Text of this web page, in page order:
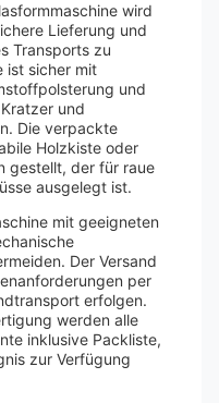
wird
Lieferung und
Transports zu
ist sicher mit
und
und
Die verpackte
Holzkiste oder
gestellt, der für raue
ausgelegt ist.
mit geeigneten
Der Versand
per
erfolgen.
werden alle
inklusive Packliste,
zur Verfügung